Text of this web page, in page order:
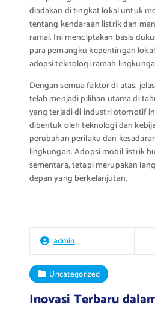
diadakan di tingkat lokal untuk
tentang kendaraan listrik dan
ramai. Ini menciptakan basis
para pemangku kepentingan
adopsi teknologi ramah
Dengan semua faktor di atas,
telah menjadi pilihan utama di
yang terjadi di industri otomotif
dibentuk oleh teknologi dan
perubahan perilaku dan
lingkungan. Adopsi mobil listrik
sementara, tetapi merupakan
depan yang berkelanjutan.
admin
Uncategorized
Inovasi Terbaru